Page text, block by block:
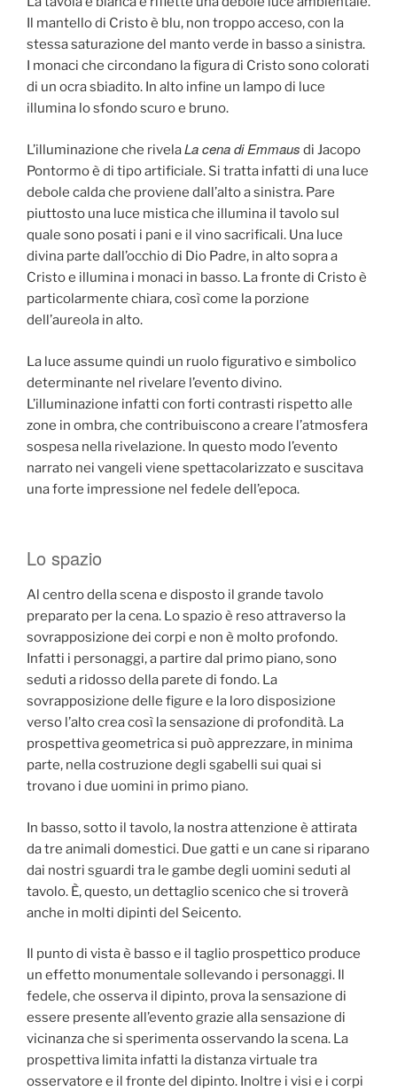
Il mantello di Cristo è blu, non troppo acceso, con la
stessa saturazione del manto verde in basso a sinistra.
I monaci che circondano la figura di Cristo sono colorati
di un ocra sbiadito. In alto infine un lampo di luce
illumina lo sfondo scuro e bruno.
L’illuminazione che rivelaLa cena di Emmaus di Jacopo
Pontormo è di tipo artificiale. Si tratta infatti di una luce
debole calda che proviene dall’alto a sinistra. Pare
piuttosto una luce mistica che illumina il tavolo sul
quale sono posati i pani e il vino sacrificali. Una luce
divina parte dall’occhio di Dio Padre, in alto sopra a
Cristo e illumina i monaci in basso. La fronte di Cristo è
particolarmente chiara, così come la porzione
dell’aureola in alto.
La luce assume quindi un ruolo figurativo e simbolico
determinante nel rivelare l’evento divino.
L’illuminazione infatti con forti contrasti rispetto alle
zone in ombra, che contribuiscono a creare l’atmosfera
sospesa nella rivelazione. In questo modo l’evento
narrato nei vangeli viene spettacolarizzato e suscitava
una forte impressione nel fedele dell’epoca.
Lo spazio
Al centro della scena e disposto il grande tavolo
preparato per la cena. Lo spazio è reso attraverso la
sovrapposizione dei corpi e non è molto profondo.
Infatti i personaggi, a partire dal primo piano, sono
seduti a ridosso della parete di fondo. La
sovrapposizione delle figure e la loro disposizione
verso l’alto crea così la sensazione di profondità. La
prospettiva geometrica si può apprezzare, in minima
parte, nella costruzione degli sgabelli sui quai si
trovano i due uomini in primo piano.
In basso, sotto il tavolo, la nostra attenzione è attirata
da tre animali domestici. Due gatti e un cane si riparano
dai nostri sguardi tra le gambe degli uomini seduti al
tavolo. È, questo, un dettaglio scenico che si troverà
anche in molti dipinti del Seicento.
Il punto di vista è basso e il taglio prospettico produce
un effetto monumentale sollevando i personaggi. Il
fedele, che osserva il dipinto, prova la sensazione di
essere presente all’evento grazie alla sensazione di
vicinanza che si sperimenta osservando la scena. La
prospettiva limita infatti la distanza virtuale tra
osservatore e il fronte del dipinto. Inoltre i visi e i corpi